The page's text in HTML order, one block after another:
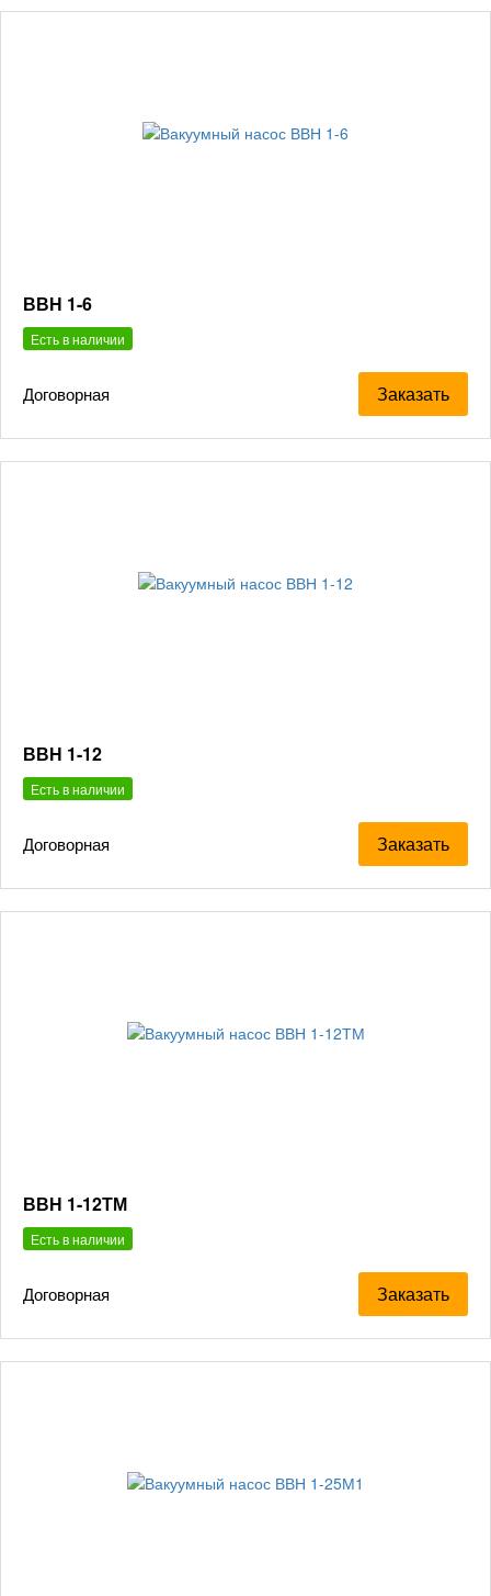
ВВН 1-6
Есть в наличии
Договорная Заказать
ВВН 1-12
Есть в наличии
Договорная Заказать
ВВН 1-12ТМ
Есть в наличии
Договорная Заказать